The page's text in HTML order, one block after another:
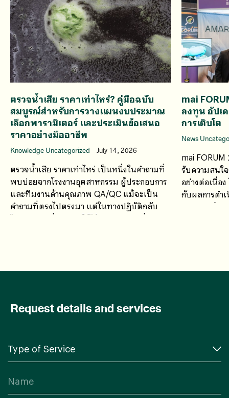
ตรวจน้ำเสีย ราคาเท่าไหร่? คู่มือฉบับ
สมบูรณ์สำหรับการวางแผนงบประมาณ
เลือกพารามิเตอร์ และประเมินข้อเสนอ
ราคาอย่างมืออาชีพ
Knowledge Uncategorized July 14, 2026
ตรวจน้ำเสีย ราคาเท่าไหร่ เป็นหนึ่งในคำถามที่
พบบ่อยจากโรงงานอุตสาหกรรม ผู้ประกอบการ
และทีมงานด้านคุณภาพ QA/QC แม้จะเป็น
คำถามที่ตรงไปตรงมา แต่ในทางปฏิบัติกลับ
ไม่มีคำตอบที่สามารถใช้ได้กับทุกกรณี เนื่องจาก
mai
ลงทุน อัปเ
การเติบโต
News
mai
รับความสนใ
อย่างต่อเนื่อ
กับผลการดำ
ศักยภาพด้า
Request details and services